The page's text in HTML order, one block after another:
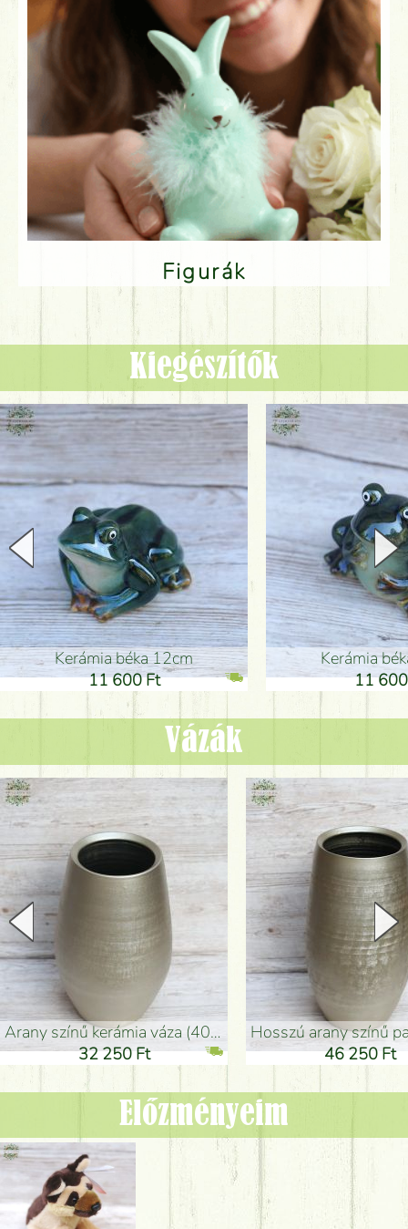
Figurák
Kiegészítők
Kerámia béka 12cm
11 600 Ft
Kerámia
11
Vázák
arany színű kerámia váza (40x26cm)
32 250 Ft
hosszú arany színű
46 250 Ft
Előzményeim